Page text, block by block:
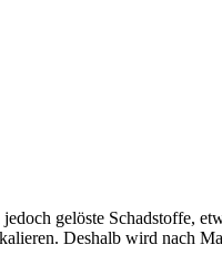
gelöste Schadstoffe,
Deshalb wird nach